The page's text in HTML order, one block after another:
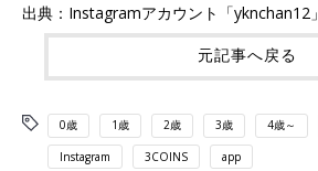
出典：Instagramアカウント「yknchan12」
元記事へ戻る
0歳 1歳 2歳 3歳 4歳～
Instagram 3COINS app